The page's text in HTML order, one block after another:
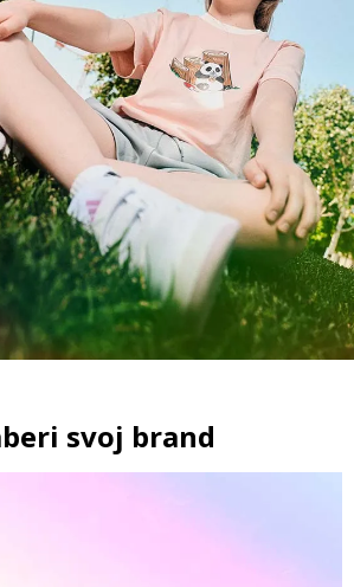
svoj brand